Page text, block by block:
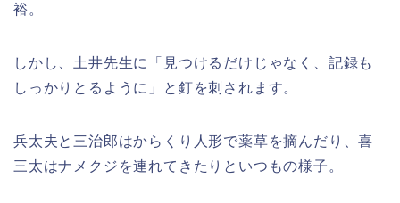
裕。
しかし、土井先生に「見つけるだけじゃなく、記録も
しっかりとるように」と釘を刺されます。
兵太夫と三治郎はからくり人形で薬草を摘んだり、喜
三太はナメクジを連れてきたりといつもの様子。